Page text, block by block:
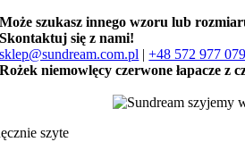
Może szukasz innego wzoru lub
Skontaktuj się z nami!
sklep@sundream.com.pl |+48 572 977 079
Rożek niemowlęcy czerwone łapacze z
szyte